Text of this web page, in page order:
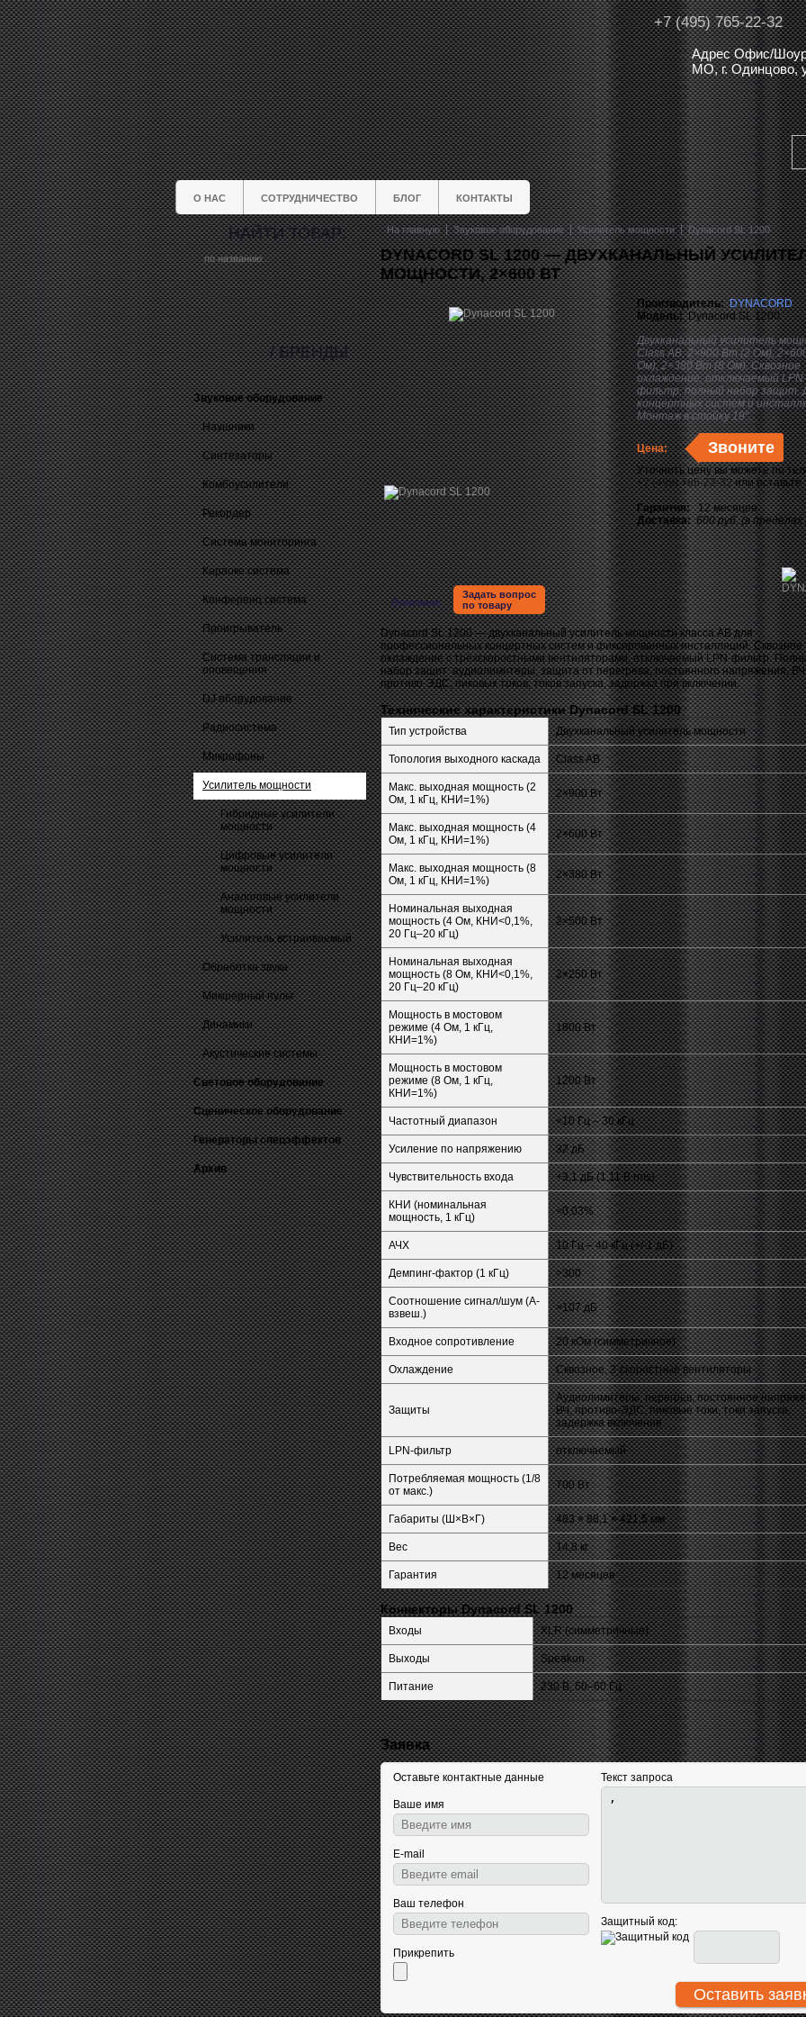
+7 (495) 765-22-32
Адрес Офис/
МО, г.
О НАС СОТРУДНИЧЕСТВО БЛОГ КОНТАКТЫ
НАЙТИ ТОВАР:
Звуковое оборудование
Наушники
Синтезаторы
Комбоусилители
Рекордер
Система мониторинга
Караоке система
Конференц система
Проигрыватель
Система трансляции и
оповещения
DJ оборудование
Радиосистема
Микрофоны
Усилитель мощности
Гибридные усилители
мощности
Цифровые усилители
мощности
Аналоговые усилители
мощности
Усилитель встраиваемый
Обработка звука
Микшерный пульт
Динамики
Акустические системы
Световое оборудование
Сценическое оборудование
Генераторы спецэффектов
Архив
/ БРЕНДЫ
На главную Звуковое оборудование Усилитель мощности Dynacord SL 1200
DYNACORD SL 1200 — ДВУХКАНАЛЬНЫЙ
МОЩНОСТИ, 2×600 ВТ
Производитель: DYNACORD
Модель:Dynacord SL 1200
Двухканальный усилитель
Class AB, 2×900 Вт (2 Ом),
Ом), 2×380 Вт (8 Ом). Сквозное
охлаждение, отключаемый LPN-
фильтр, полный набор защит.
концертных систем и
Монтаж в стойку 19".
Цена: Звоните
Уточнить цену вы можете по
+7 (495) 765-22-32или оставьте
Гарантия:12 месяцев
Доставка: 600 руб. (в
Описание
Задать вопрос
по товару
Dynacord SL 1200 — двухканальный усилитель мощности класса AB для
профессиональных концертных систем и фиксированных инсталляций. Сквозное
охлаждение с трёхскоростными вентиляторами, отключаемый LPN-фильтр.
набор защит: аудиолимитеры, защита от перегрева, постоянного напряжения,
противо-ЭДС, пиковых токов, токов запуска, задержка при включении.
Технические характеристики Dynacord SL 1200
Тип устройства Двухканальный усилитель мощности
Топология выходного каскада Class AB
Макс. выходная мощность (2
Ом, 1 кГц, КНИ=1%)
2×900 Вт
Макс. выходная мощность (4
Ом, 1 кГц, КНИ=1%)
2×600 Вт
Макс. выходная мощность (8
Ом, 1 кГц, КНИ=1%)
2×380 Вт
Номинальная выходная
мощность (4 Ом, КНИ<0,1%,
20 Гц–20 кГц)
2×500 Вт
Номинальная выходная
мощность (8 Ом, КНИ<0,1%,
20 Гц–20 кГц)
2×250 Вт
Мощность в мостовом
режиме (4 Ом, 1 кГц,
КНИ=1%)
1800 Вт
Мощность в мостовом
режиме (8 Ом, 1 кГц,
КНИ=1%)
1200 Вт
Частотный диапазон <10 Гц – 30 кГц
Усиление по напряжению 32 дБ
Чувствительность входа +3,1 дБ (1,11 В rms)
КНИ (номинальная
мощность, 1 кГц)
<0,03%
АЧХ 10 Гц – 40 кГц (+/-1 дБ)
Демпинг-фактор (1 кГц) >300
Соотношение сигнал/шум (А-
взвеш.)
>107 дБ
Входное сопротивление 20 кОм (симметричное)
Охлаждение Сквозное, 3-скоростные вентиляторы
Защиты
Аудиолимитеры, перегрев, постоянное
ВЧ, противо-ЭДС, пиковые токи, токи запуска,
задержка включения
LPN-фильтр отключаемый
Потребляемая мощность (1/8
от макс.)
700 Вт
Габариты (Ш×В×Г) 483 × 88,1 × 421,5 мм
Вес 14,8 кг
Гарантия 12 месяцев
Коннекторы Dynacord SL 1200
Входы XLR (симметричные)
Выходы Speakon
Питание 230 В, 50–60 Гц
Заявка
Оставьте контактные данные
Ваше имя
E-mail
Ваш телефон
Прикрепить
Текст запроса
Защитный код: